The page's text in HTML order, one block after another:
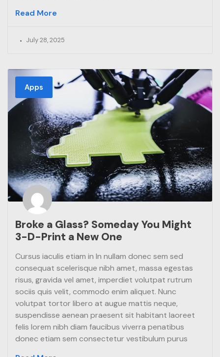
Read More
July 28, 2025
Apps
Broke a Glass? Someday You Might
3-D-Print a New One
Cursus iaculis etiam in In nullam donec sem sed
consequat scelerisque nibh amet, massa egestas
risus, gravida vel amet, imperdiet volutpat rutrum
sociis quis velit, commodo enim aliquet. Nunc
volutpat tortor libero at augue mattis neque,
suspendisse aenean praesent sit habitant laoreet
felis lorem nibh diam faucibus viverra penatibus
donec etiam sem consectetur vestibulum purus